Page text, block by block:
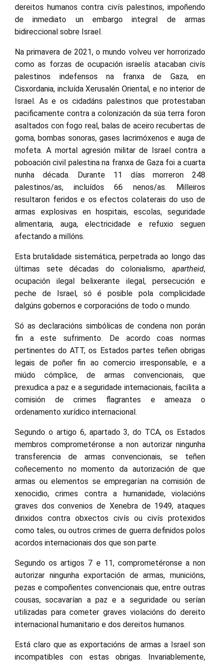
dereitos humanos contra civís palestinos, impoñendo
de inmediato un embargo integral de armas
bidireccional sobre Israel.
Na primavera de 2021, o mundo volveu ver horrorizado
como as forzas de ocupación israelís atacaban civís
palestinos indefensos na franxa de Gaza, en
Cisxordania, incluída Xerusalén Oriental, e no interior de
Israel. As e os cidadáns palestinos que protestaban
pacificamente contra a colonización da súa terra foron
asaltados con fogo real, balas de aceiro recubertas de
goma, bombas sonoras, gases lacrimóxenos e auga de
mofeta. A mortal agresión militar de Israel contra a
poboación civil palestina na franxa de Gaza foi a cuarta
nunha década. Durante 11 días morreron 248
palestinos/as, incluídos 66 nenos/as. Milleiros
resultaron feridos e os efectos colaterais do uso de
armas explosivas en hospitais, escolas, seguridade
alimentaria, auga, electricidade e refuxio seguen
afectando a millóns.
Esta brutalidade sistemática, perpetrada ao longo das
últimas sete décadas do colonialismo, apartheid,
ocupación ilegal belixerante ilegal, persecución e
peche de Israel, só é posible pola complicidade
dalgúns gobernos e corporacións de todo o mundo.
Só as declaracións simbólicas de condena non porán
fin a este sufrimento. De acordo coas normas
pertinentes do ATT, os Estados partes teñen obrigas
legais de poñer fin ao comercio irresponsable, e a
miúdo cómplice, de armas convencionais, que
prexudica a paz e a seguridade internacionais, facilita a
comisión de crimes flagrantes e ameaza o
ordenamento xurídico internacional.
Segundo o artigo 6, apartado 3, do TCA, os Estados
membros comprometéronse a non autorizar ningunha
transferencia de armas convencionais, se teñen
coñecemento no momento da autorización de que
armas ou elementos se empregarían na comisión de
xenocidio, crimes contra a humanidade, violacións
graves dos convenios de Xenebra de 1949, ataques
dirixidos contra obxectos civís ou civís protexidos
como tales, ou outros crimes de guerra definidos polos
acordos internacionais dos que son parte.
Segundo os artigos 7 e 11, comprometéronse a non
autorizar ningunha exportación de armas, municións,
pezas e compoñentes convencionais que, entre outras
cousas, socavarían a paz e a seguridade ou serían
utilizadas para cometer graves violacións do dereito
internacional humanitario e dos dereitos humanos.
Está claro que as exportacións de armas a Israel son
incompatibles con estas obrigas. Invariablemente,